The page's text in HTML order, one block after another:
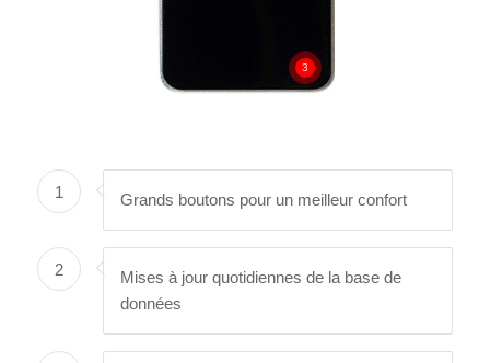
3
1 Grands boutons pour un meilleur confort
2
Mises à jour quotidiennes de la base de
données